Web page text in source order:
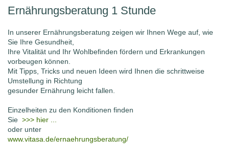
Ernährungsberatung 1 Stunde
In unserer Ernährungsberatung zeigen wir Ihnen Wege auf, wie
Sie Ihre Gesundheit,
Ihre Vitalität und Ihr Wohlbefinden fördern und Erkrankungen
vorbeugen können.
Mit Tipps, Tricks und neuen Ideen wird Ihnen die schrittweise
Umstellung in Richtung
gesunder Ernährung leicht fallen.
Einzelheiten zu den Konditionen finden
Sie >>> hier ...
oder unter
www.vitasa.de/ernaehrungsberatung/